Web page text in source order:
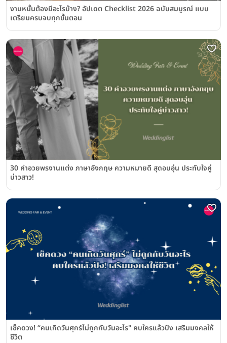
งานหมั้นต้องมีอะไรบ้าง? อัปเดต Checklist 2026 ฉบับสมบูรณ์ แบบ
เตรียมครบจบทุกขั้นตอน
30 คำอวยพรงานแต่ง ภาษาอังกฤษ ความหมายดี สุดอบอุ่น ประทับใจคู่
บ่าวสาว!
เช็คดวง! “คนเกิดวันศุกร์ไม่ถูกกับวันอะไร" คบใครแล้วปัง เสริมมงคลให้
ชีวิต